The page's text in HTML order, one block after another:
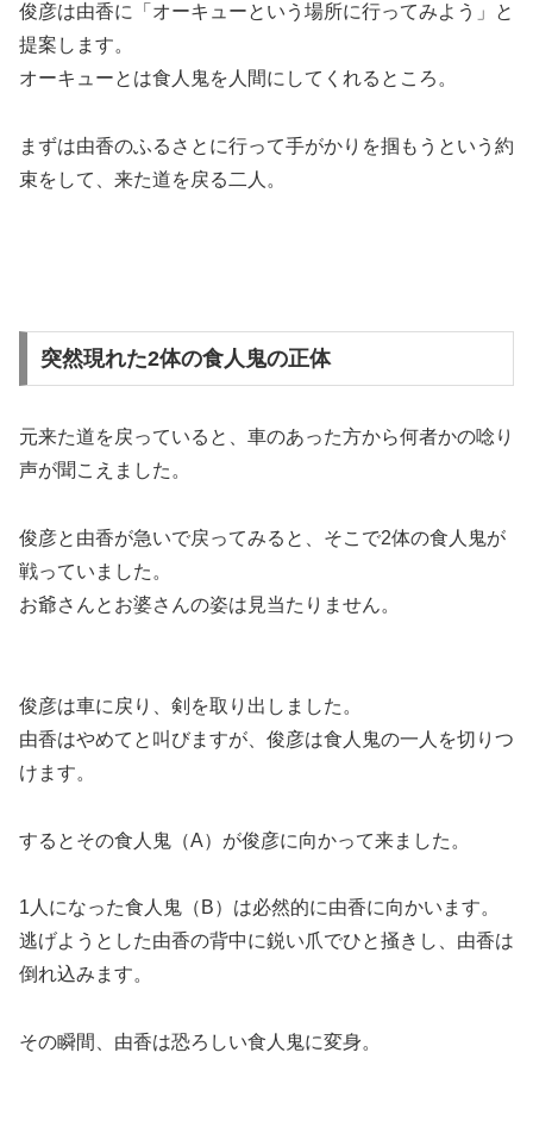
俊彦は由香に 「オーキューという場所に行ってみよう」
と
提案します。
オーキューとは食人鬼を人間にしてくれるところ。
まずは由香のふるさとに行って手がかりを掴もうという約
束をして、来た道を戻る二人。
突然現れた2体の食人鬼の正体
元来た道を戻っていると、車のあった方から何者かの唸り
声が聞こえました。
俊彦と由香が急いで戻ってみると、そこで2体の食人鬼が
戦っていました。
お爺さんとお婆さんの姿は見当たりません。
俊彦は車に戻り、剣を取り出しました。
由香はやめてと叫びますが、俊彦は食人鬼の一人を切りつ
けます。
するとその食人鬼（A）が俊彦に向かって来ました。
1人になった食人鬼（B）は必然的に由香に向かいます。
逃げようとした由香の背中に鋭い爪でひと掻きし、由香は
倒れ込みます。
その瞬間、由香は恐ろしい食人鬼に変身。